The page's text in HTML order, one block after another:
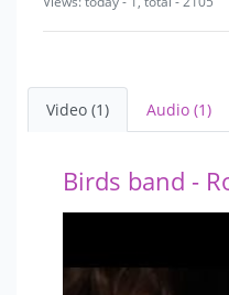
Video (1) Audio (1)
Birds band -